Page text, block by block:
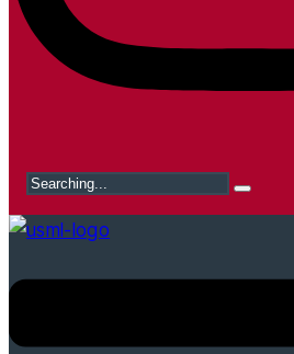
Search
for: